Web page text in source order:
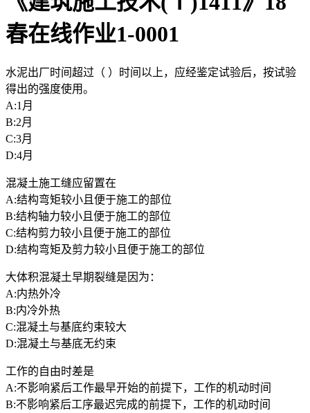
春在线作业1-0001
水泥出厂时间超过（ ）时间以上，应经鉴定试验后，按试验
得出的强度使用。
A:1月
B:2月
C:3月
D:4月
混凝土施工缝应留置在
A:结构弯矩较小且便于施工的部位
B:结构轴力较小且便于施工的部位
C:结构剪力较小且便于施工的部位
D:结构弯矩及剪力较小且便于施工的部位
大体积混凝土早期裂缝是因为：
A:内热外冷
B:内冷外热
C:混凝土与基底约束较大
D:混凝土与基底无约束
工作的自由时差是
A:不影响紧后工作最早开始的前提下，工作的机动时间
B:不影响紧后工序最迟完成的前提下，工作的机动时间